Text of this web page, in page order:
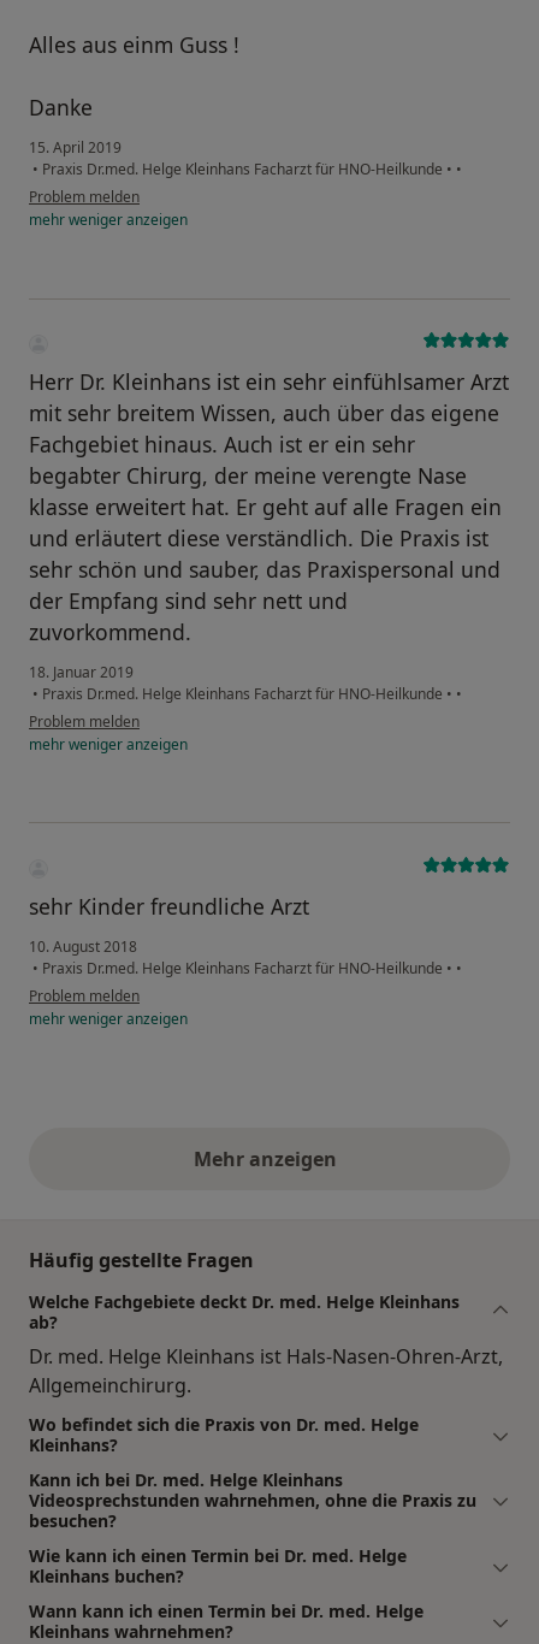
Alles aus einm Guss !
Danke
15. April 2019
• Praxis Dr.med. Helge Kleinhans Facharzt für HNO-Heilkunde • •
Problem melden
mehrwenigeranzeigen
Herr Dr. Kleinhans ist ein sehr einfühlsamer Arzt
mit sehr breitem Wissen, auch über das eigene
Fachgebiet hinaus. Auch ist er ein sehr
begabter Chirurg, der meine verengte Nase
klasse erweitert hat. Er geht auf alle Fragen ein
und erläutert diese verständlich. Die Praxis ist
sehr schön und sauber, das Praxispersonal und
der Empfang sind sehr nett und
zuvorkommend.
18. Januar 2019
• Praxis Dr.med. Helge Kleinhans Facharzt für HNO-Heilkunde • •
Problem melden
mehrwenigeranzeigen
sehr Kinder freundliche Arzt
10. August 2018
• Praxis Dr.med. Helge Kleinhans Facharzt für HNO-Heilkunde • •
Problem melden
mehrwenigeranzeigen
Mehr anzeigenobige Stellungnahmen
Häufig gestellte Fragen
Welche Fachgebiete deckt Dr. med. Helge Kleinhans
ab?
Dr. med. Helge Kleinhans ist Hals-Nasen-Ohren-Arzt,
Allgemeinchirurg.
Wo befindet sich die Praxis von Dr. med. Helge
Kleinhans?
Kann ich bei Dr. med. Helge Kleinhans
Videosprechstunden wahrnehmen, ohne die Praxis zu
besuchen?
Wie kann ich einen Termin bei Dr. med. Helge
Kleinhans buchen?
Wann kann ich einen Termin bei Dr. med. Helge
Kleinhans wahrnehmen?